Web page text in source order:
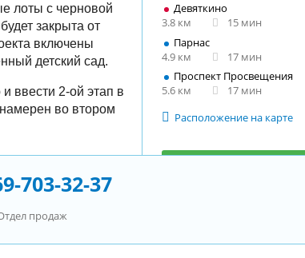
Девяткино
3.8 км
15 мин
Парнас
4.9 км
17 мин
Проспект Просвещения
5.6 км
17 мин
Расположение на карте
лоты с черновой
закрыта от
включены
детский сад.
ввести 2-ой этап в
во втором
703-32-37
продаж